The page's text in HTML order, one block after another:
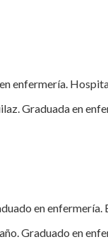
enfermería.
Graduada en
en
Graduado en